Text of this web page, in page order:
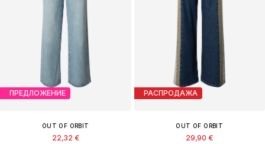
ПРЕДЛОЖЕНИЕ
OUT OF ORBIT
22,32 €
РАСПРОДАЖА
OUT OF ORBIT
29,90 €